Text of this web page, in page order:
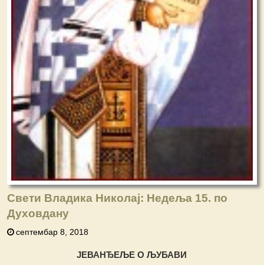
Свети Владика Николај: Недеља 15. по
Духовдану
септембар 8, 2018
ЈЕВАНЂЕЉЕ О ЉУБАВИ